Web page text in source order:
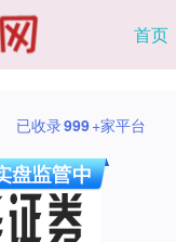
首页
已收录999+家平台